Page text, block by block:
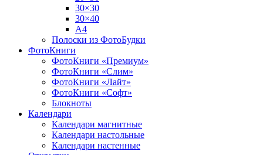
30×30
30×40
A4
Полоски из ФотоБудки
ФотоКниги
ФотоКниги «Премиум»
ФотоКниги «Слим»
ФотоКниги «Лайт»
ФотоКниги «Софт»
Блокноты
Календари
Календари магнитные
Календари настольные
Календари настенные